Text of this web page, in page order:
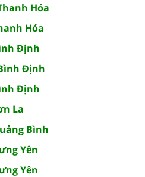
Hóa
Hóa
Định
Định
Định
La
Bình
Yên
Yên